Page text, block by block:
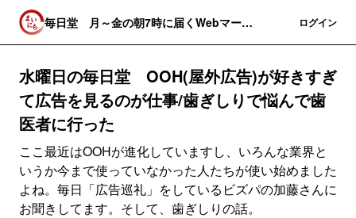
毎日堂 月～金の朝7時に届くWebマーケ
ログイン
水曜日の毎日堂 OOH(屋外広告)が好きすぎ
て広告を見るのが仕事/歯ぎしりで悩んで歯
医者に行った
ここ最近はOOHが進化していますし、いろんな業界と
いうか今まで使っていなかった人たちが使い始めました
よね。毎日「広告巡礼」をしているビズパの加藤さんに
お聞きしてます。そして、歯ぎしりの話。